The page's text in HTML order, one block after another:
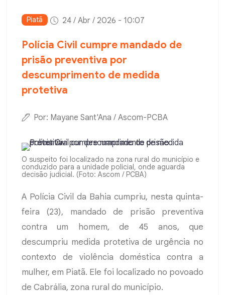
Piatã 24 / Abr / 2026 - 10:07
Polícia Civil cumpre mandado de
prisão preventiva por
descumprimento de medida
protetiva
Por: Mayane Sant'Ana / Ascom-PCBA
O suspeito foi localizado na zona rural do município e
conduzido para a unidade policial, onde aguarda
decisão judicial. (Foto: Ascom / PCBA)
A Polícia Civil da Bahia cumpriu, nesta quinta-
feira (23), mandado de prisão preventiva
contra um homem, de 45 anos, que
descumpriu medida protetiva de urgência no
contexto de violência doméstica contra a
mulher, em Piatã. Ele foi localizado no povoado
de Cabrália, zona rural do município.